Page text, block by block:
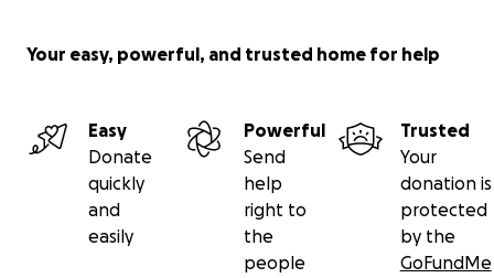
Momenten rein.
Your easy, powerful, and trusted home for help
Easy
Donate
quickly
and
easily
Powerful
Send
help
right to
the
people
Trusted
Your
donation is
protected
by the
GoFundMe